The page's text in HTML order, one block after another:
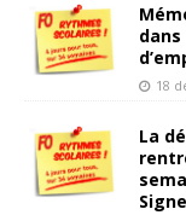
18
La